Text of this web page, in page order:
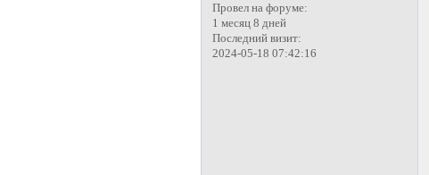
Провел на форуме:
1 месяц 8 дней
Последний визит:
2024-05-18 07:42:16